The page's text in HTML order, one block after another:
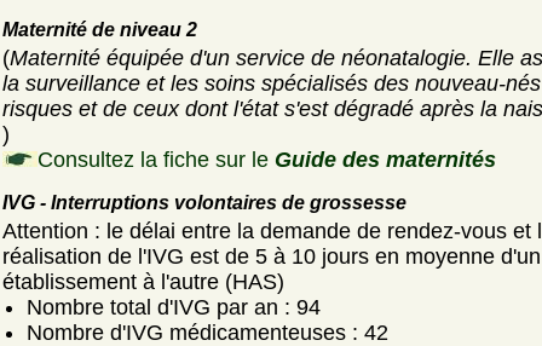
Maternité de niveau 2
(Maternité équipée d'un service de néonatalogie. Elle
la surveillance et les soins spécialisés des nouveau-
risques et de ceux dont l'état s'est dégradé après la
)
Consultez la fiche sur le Guide des maternités
IVG - Interruptions volontaires de grossesse
Attention : le délai entre la demande de rendez-vous et
réalisation de l'IVG est de 5 à 10 jours en moyenne d'un
établissement à l'autre (HAS)
Nombre total d'IVG par an : 94
Nombre d'IVG médicamenteuses : 42